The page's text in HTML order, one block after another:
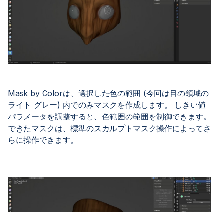
Mask by Colorは、選択した色の範囲 (今回は目の領域の
ライト グレー) 内でのみマスクを作成します。 しきい値
パラメータを調整すると、色範囲の範囲を制御できます。
できたマスクは、標準のスカルプトマスク操作によってさ
らに操作できます。